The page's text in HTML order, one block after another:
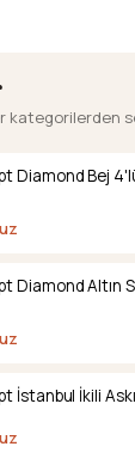
kategorilerden
Diamond Bej
Diamond Altın
İstanbul İkili